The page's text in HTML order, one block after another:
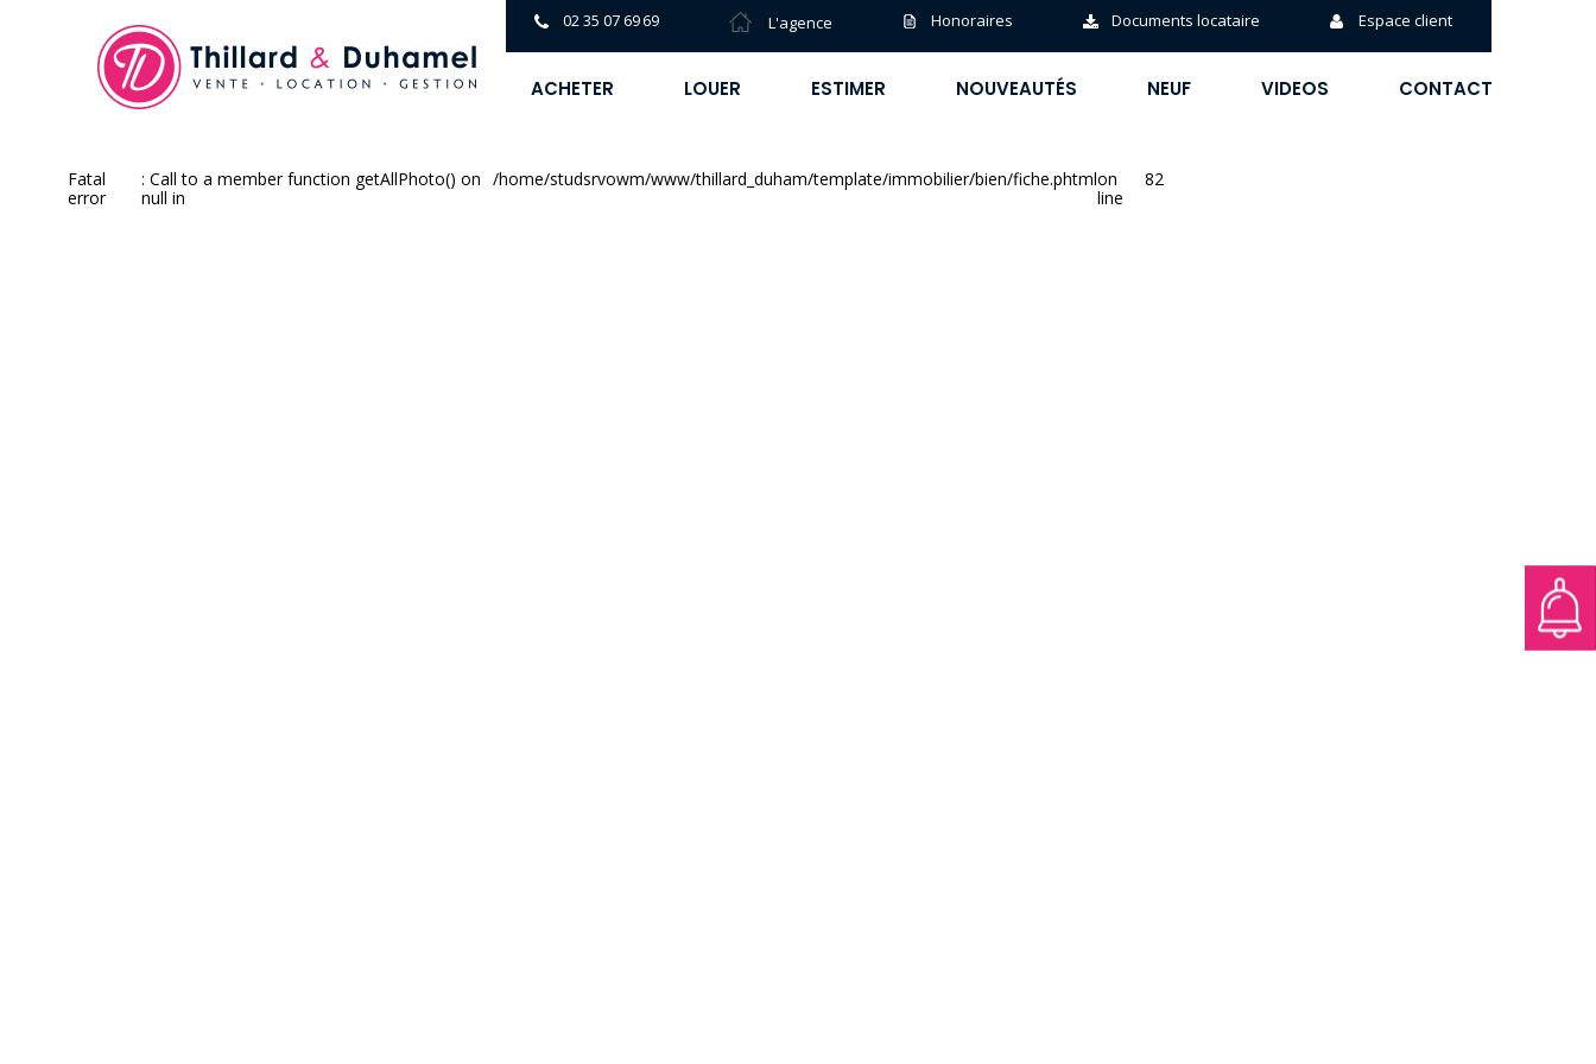
02 35 07 69 69 L'agence Honoraires Documents locataire Espace client
ACHETER LOUER ESTIMER NOUVEAUTÉS NEUF VIDEOS CONTACT
Fatal
error
: Call to a member function getAllPhoto() on
null in
/home/studsrvowm/www/thillard_duham/template/immobilier/bien/fiche.phtmlon
line
82